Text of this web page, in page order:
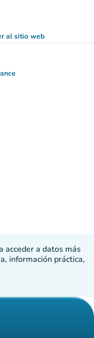
al sitio web
(nueva pestaña)
acceder a datos más
información práctica,